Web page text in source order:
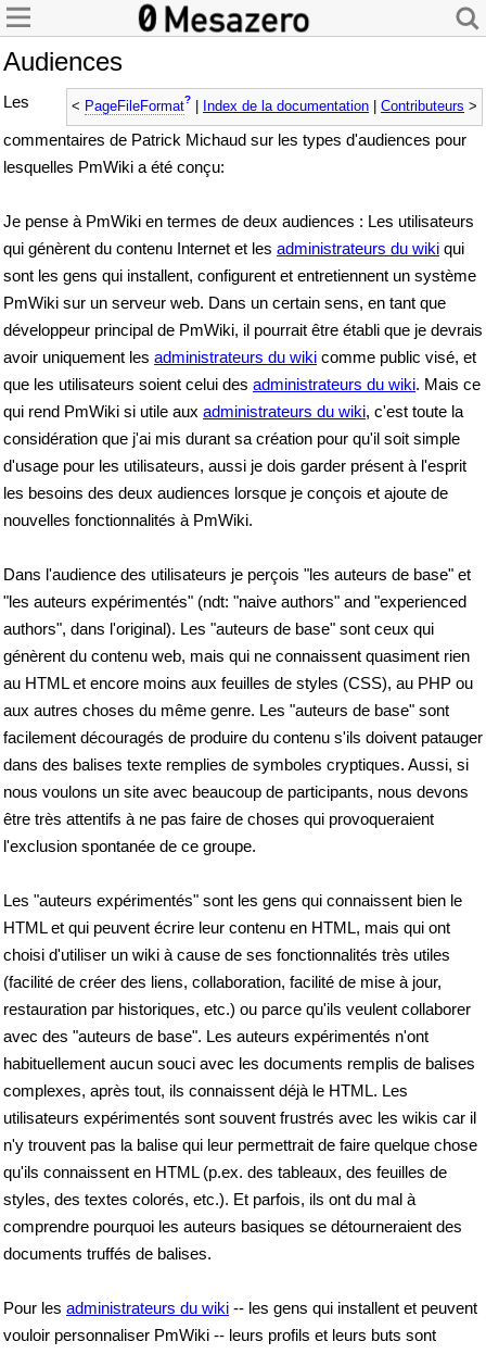
Audiences
< PageFileFormat? Index de la documentation Contributeurs >
Les
commentaires de Patrick Michaud sur les types d'audiences pour
lesquelles PmWiki a été conçu:
Je pense à PmWiki en termes de deux audiences : Les utilisateurs
qui génèrent du contenu Internet et les administrateurs du wiki qui
sont les gens qui installent, configurent et entretiennent un système
PmWiki sur un serveur web. Dans un certain sens, en tant que
développeur principal de PmWiki, il pourrait être établi que je devrais
avoir uniquement les administrateurs du wiki comme public visé, et
que les utilisateurs soient celui des administrateurs du wiki. Mais ce
qui rend PmWiki si utile aux administrateurs du wiki, c'est toute la
considération que j'ai mis durant sa création pour qu'il soit simple
d'usage pour les utilisateurs, aussi je dois garder présent à l'esprit
les besoins des deux audiences lorsque je conçois et ajoute de
nouvelles fonctionnalités à PmWiki.
Dans l'audience des utilisateurs je perçois "les auteurs de base" et
"les auteurs expérimentés" (ndt: "naive authors" and "experienced
authors", dans l'original). Les "auteurs de base" sont ceux qui
génèrent du contenu web, mais qui ne connaissent quasiment rien
au HTML et encore moins aux feuilles de styles (CSS), au PHP ou
aux autres choses du même genre. Les "auteurs de base" sont
facilement découragés de produire du contenu s'ils doivent patauger
dans des balises texte remplies de symboles cryptiques. Aussi, si
nous voulons un site avec beaucoup de participants, nous devons
être très attentifs à ne pas faire de choses qui provoqueraient
l'exclusion spontanée de ce groupe.
Les "auteurs expérimentés" sont les gens qui connaissent bien le
HTML et qui peuvent écrire leur contenu en HTML, mais qui ont
choisi d'utiliser un wiki à cause de ses fonctionnalités très utiles
(facilité de créer des liens, collaboration, facilité de mise à jour,
restauration par historiques, etc.) ou parce qu'ils veulent collaborer
avec des "auteurs de base". Les auteurs expérimentés n'ont
habituellement aucun souci avec les documents remplis de balises
complexes, après tout, ils connaissent déjà le HTML. Les
utilisateurs expérimentés sont souvent frustrés avec les wikis car il
n'y trouvent pas la balise qui leur permettrait de faire quelque chose
qu'ils connaissent en HTML (p.ex. des tableaux, des feuilles de
styles, des textes colorés, etc.). Et parfois, ils ont du mal à
comprendre pourquoi les auteurs basiques se détourneraient des
documents truffés de balises.
Pour les administrateurs du wiki -- les gens qui installent et peuvent
vouloir personnaliser PmWiki -- leurs profils et leurs buts sont